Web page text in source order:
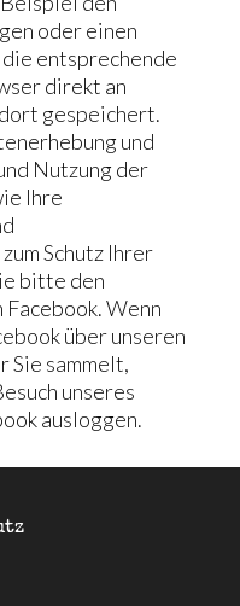
oder einen
entsprechende
direkt an
gespeichert.
und
Nutzung der
Ihre
Schutz Ihrer
bitte den
Wenn
über unseren
sammelt,
unseres
ausloggen.